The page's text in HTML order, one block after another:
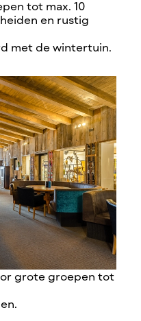
tot max. 10
en rustig
met de wintertuin.
grote groepen tot